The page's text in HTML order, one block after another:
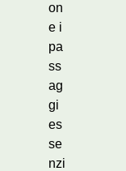
on
e i
pa
ss
ag
gi
es
se
nzi